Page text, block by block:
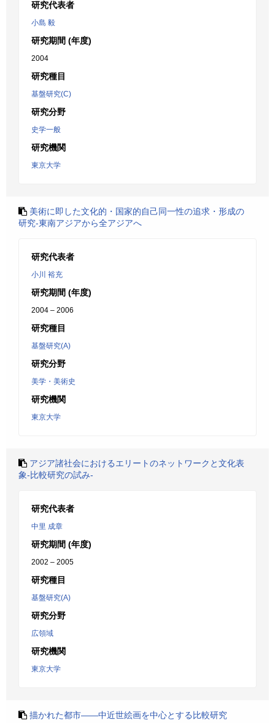
研究代表者
小島 毅
研究期間 (年度)
2004
研究種目
基盤研究(C)
研究分野
史学一般
研究機関
東京大学
美術に即した文化的・国家的自己同一性の追求・形成の
研究-東南アジアから全アジアへ
研究代表者
小川 裕充
研究期間 (年度)
2004 – 2006
研究種目
基盤研究(A)
研究分野
美学・美術史
研究機関
東京大学
アジア諸社会におけるエリートのネットワークと文化表
象-比較研究の試み-
研究代表者
中里 成章
研究期間 (年度)
2002 – 2005
研究種目
基盤研究(A)
研究分野
広領域
研究機関
東京大学
描かれた都市――中近世絵画を中心とする比較研究